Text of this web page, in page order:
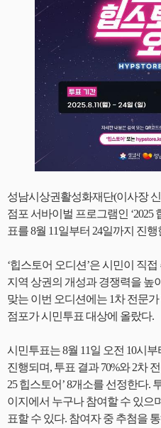
성남시상권활성화재단(이사장
점포 서바이벌 프로그램인 ‘2025
표를 8월 11일부터 24일까지 진
‘힙스토어 오디션’은 시민이 직
지역 상권의 개성과 경쟁력을 높
맞는 이번 오디션에는 1차 전문가
점포가 시민투표 대상에 올랐다.
시민투표는 8월 11일 오전 10시
진행되며, 투표 결과 70%와 2차
25 힙스토어’ 8개소를 선정한다.
이지에서 누구나 참여할 수 있으
표할 수 있다. 참여자 중 추첨을